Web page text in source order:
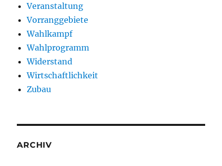
Veranstaltung
Vorranggebiete
Wahlkampf
Wahlprogramm
Widerstand
Wirtschaftlichkeit
Zubau
ARCHIV